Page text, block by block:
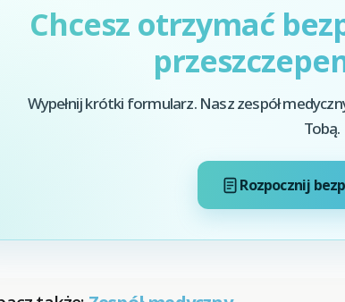
Chcesz otrzymać
Wypełnij krótki formularz. Nasz zespół
Tobą.
Rozpocznij